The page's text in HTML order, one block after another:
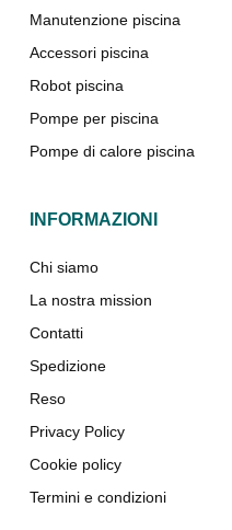
Manutenzione piscina
Accessori piscina
Robot piscina
Pompe per piscina
Pompe di calore piscina
INFORMAZIONI
Chi siamo
La nostra mission
Contatti
Spedizione
Reso
Privacy Policy
Cookie policy
Termini e condizioni